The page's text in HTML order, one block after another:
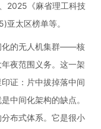
2025《麻省理工科技
亚太区榜单等。
化的无人机集群——核
夜范围义务。这一架
证：片中拔掉落中间
中间化架构的缺点。
布式体系。它是很小